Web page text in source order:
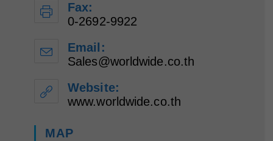
Fax:
0-2692-9922
Email:
Sales@worldwide.co.th
Website:
www.worldwide.co.th
MAP